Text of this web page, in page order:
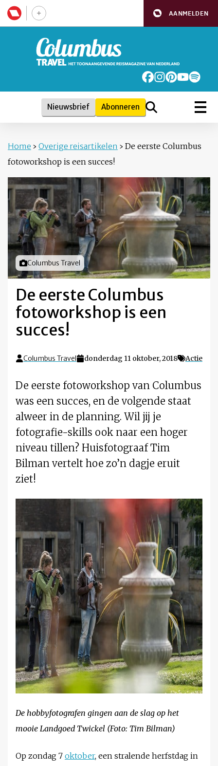
AANMELDEN
Nieuwsbrief Abonneren
Home › Overige reisartikelen › De eerste Columbus
fotoworkshop is een succes!
Foto door
Columbus Travel
De eerste Columbus
fotoworkshop is een
succes!
Columbus Travel donderdag 11 oktober, 2018 Actie
De eerste fotoworkshop van Columbus
was een succes, en de volgende staat
alweer in de planning. Wil jij je
fotografie-skills ook naar een hoger
niveau tillen? Huisfotograaf Tim
Bilman vertelt hoe zo’n dagje eruit
ziet!
De hobbyfotografen gingen aan de slag op het
mooie Landgoed Twickel (Foto: Tim Bilman)
Op zondag 7 oktober, een stralende herfstdag in